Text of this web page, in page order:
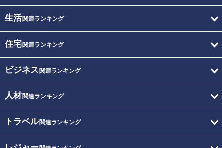
生活関連ランキング
住宅関連ランキング
ビジネス 関連ランキング
人材関連ランキング
トラベル関連ランキング